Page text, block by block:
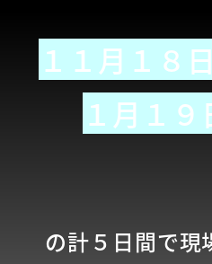
１１月１８
１月１９
の計５日間で現